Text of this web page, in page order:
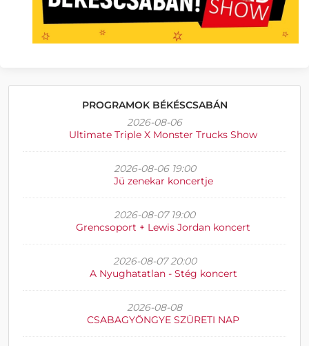
PROGRAMOK BÉKÉSCSABÁN
2026-08-06
Ultimate Triple X Monster Trucks Show
2026-08-06 19:00
Jü zenekar koncertje
2026-08-07 19:00
Grencsoport + Lewis Jordan koncert
2026-08-07 20:00
A Nyughatatlan - Stég koncert
2026-08-08
CSABAGYÖNGYE SZÜRETI NAP